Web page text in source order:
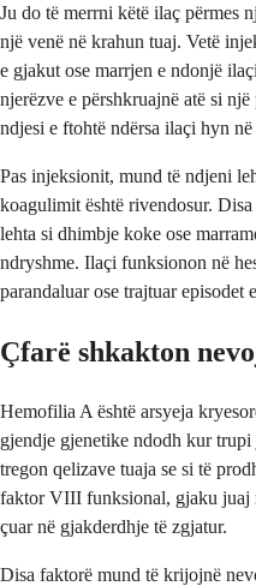
Ju do të merrni këtë ilaç përmes
një venë në krahun tuaj. Vetë
e gjakut ose marrjen e ndonjë
njerëzve e përshkruajnë atë si
ndjesi e ftohtë ndërsa ilaçi hyn
Pas injeksionit, mund të ndjeni
koagulimit është rivendosur.
lehta si dhimbje koke ose
ndryshme. Ilaçi funksionon në
parandaluar ose trajtuar episodet
Çfarë shkakton
Hemofilia A është arsyeja
gjendje gjenetike ndodh kur
tregon qelizave tuaja se si të
faktor VIII funksional, gjaku juaj
çuar në gjakderdhje të zgjatur.
Disa faktorë mund të krijojnë